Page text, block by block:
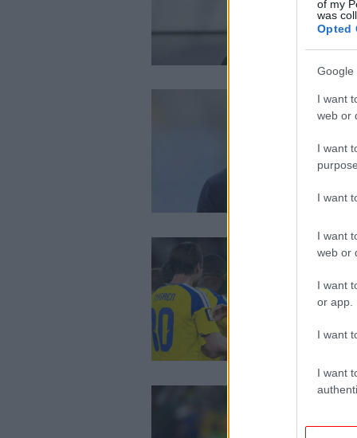
of my
was
Opted
Google
I want
web or
I want
I want
I want
web or
I want
or app.
I want
I want